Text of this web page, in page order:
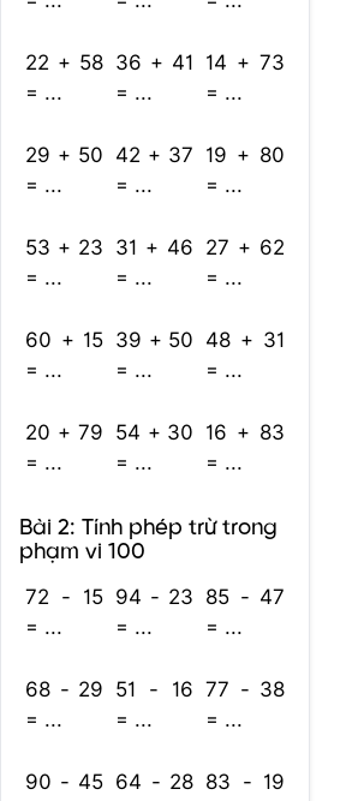
22 + 58
= ...
36 + 41
= ...
14 + 73
= ...
29 + 50
= ...
42 + 37
= ...
19 + 80
= ...
53 + 23
= ...
31 + 46
= ...
27 + 62
= ...
60 + 15
= ...
39 + 50
= ...
48 + 31
= ...
20 + 79
= ...
54 + 30
= ...
16 + 83
= ...
Bài 2: Tính phép trừ trong
phạm vi 100
72 - 15
= ...
94 - 23
= ...
85 - 47
= ...
68 - 29
= ...
51 - 16
= ...
77 - 38
= ...
90 - 45 64 - 28 83 - 19